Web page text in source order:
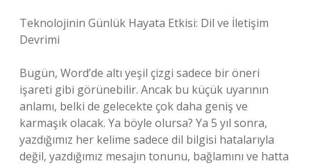
Teknolojinin Günlük Hayata Etkisi: Dil ve İletişim
Devrimi
Bugün, Word’de altı yeşil çizgi sadece bir öneri
işareti gibi görünebilir. Ancak bu küçük uyarının
anlamı, belki de gelecekte çok daha geniş ve
karmaşık olacak. Ya böyle olursa? Ya 5 yıl sonra,
yazdığımız her kelime sadece dil bilgisi hatalarıyla
değil, yazdığımız mesajın tonunu, bağlamını ve hatta